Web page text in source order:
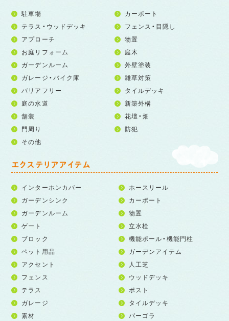
駐車場
カーポート
テラス・ウッドデッキ
フェンス・目隠し
アプローチ
物置
お庭リフォーム
庭木
ガーデンルーム
外壁塗装
ガレージ・バイク庫
雑草対策
バリアフリー
タイルデッキ
庭の水道
新築外構
舗装
花壇・畑
門周り
防犯
その他
エクステリアアイテム
インターホンカバー
ホースリール
ガーデンシンク
カーポート
ガーデンルーム
物置
ゲート
立水栓
ブロック
機能ポール・機能門柱
ペット用品
ガーデンアイテム
アクセント
人工芝
フェンス
ウッドデッキ
テラス
ポスト
ガレージ
タイルデッキ
素材
パーゴラ